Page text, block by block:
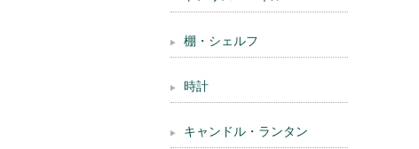
棚・シェルフ
時計
キャンドル・ランタン